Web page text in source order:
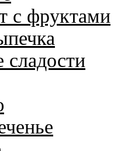
с фруктами